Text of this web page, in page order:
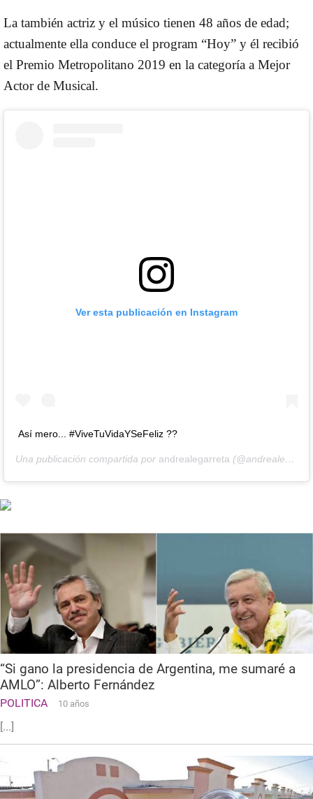
La también actriz y el músico tienen 48 años de edad;
actualmente ella conduce el program “Hoy” y él recibió
el Premio Metropolitano 2019 en la categoría a Mejor
Actor de Musical.
Ver esta publicación en Instagram
Así mero... #ViveTuVidaYSeFeliz ??
Una publicación compartida por andrealegarreta (@andrealegarreta) el
“Si gano la presidencia de Argentina, me sumaré a
AMLO”: Alberto Fernández
POLITICA 10 años
[...]